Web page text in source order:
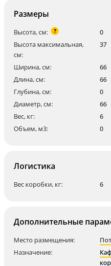
Размеры
Высота, см: ?
0
Высота максимальная,
см:
37
Ширина, см:
66
Длина, см:
66
Глубина, см:
0
Диаметр, см:
66
Вес, кг:
6
Объем, м3:
0
Логистика
Вес коробки, кг: 6
Дополнительные
Место размещения:
Назначение: